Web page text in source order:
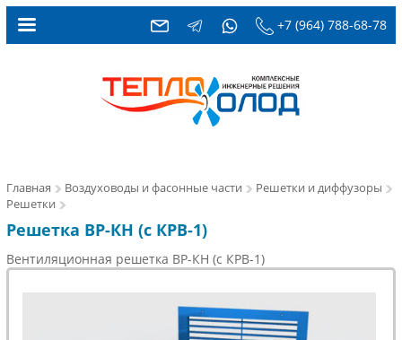
+7 (964) 788-68-78
Главная Воздуховоды и фасонные части
Решетки и диффузоры
Решетки
Решетка ВР-КН (с КРВ-1)
Вентиляционная решетка ВР-КН (с КРВ-1)